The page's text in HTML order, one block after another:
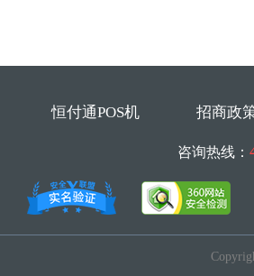
恒付通POS机 招商政
咨询热线：